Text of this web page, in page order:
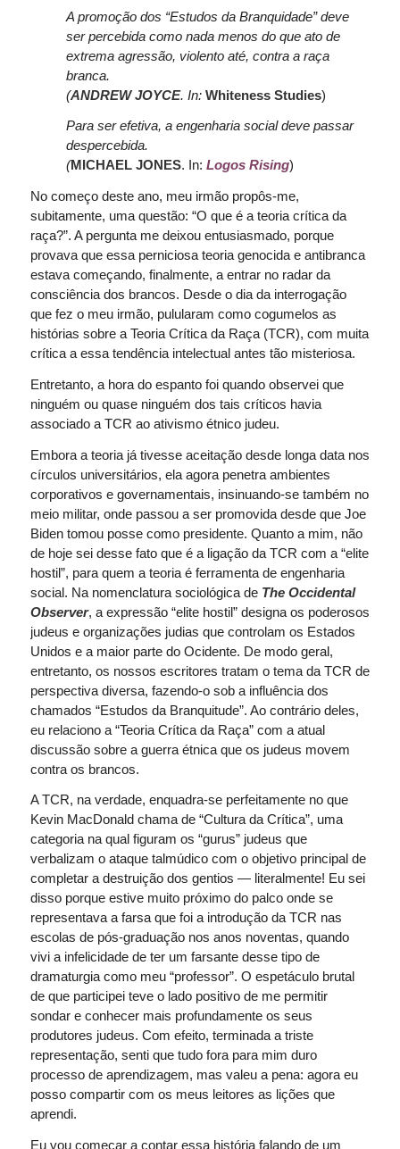
A promoção dos “Estudos da Branquidade” deve
ser percebida como nada menos do que ato de
extrema agressão, violento até, contra a raça
branca.
(ANDREW JOYCE. In: Whiteness Studies)
Para ser efetiva, a engenharia social deve passar
despercebida.
(MICHAEL JONES. In: Logos Rising)
No começo deste ano, meu irmão propôs-me,
subitamente, uma questão: “O que é a teoria crítica da
raça?”. A pergunta me deixou entusiasmado, porque
provava que essa perniciosa teoria genocida e antibranca
estava começando, finalmente, a entrar no radar da
consciência dos brancos. Desde o dia da interrogação
que fez o meu irmão, pulularam como cogumelos as
histórias sobre a Teoria Crítica da Raça (TCR), com muita
crítica a essa tendência intelectual antes tão misteriosa.
Entretanto, a hora do espanto foi quando observei que
ninguém ou quase ninguém dos tais críticos havia
associado a TCR ao ativismo étnico judeu.
Embora a teoria já tivesse aceitação desde longa data nos
círculos universitários, ela agora penetra ambientes
corporativos e governamentais, insinuando-se também no
meio militar, onde passou a ser promovida desde que Joe
Biden tomou posse como presidente. Quanto a mim, não
de hoje sei desse fato que é a ligação da TCR com a “elite
hostil”, para quem a teoria é ferramenta de engenharia
social. Na nomenclatura sociológica de The Occidental
Observer, a expressão “elite hostil” designa os poderosos
judeus e organizações judias que controlam os Estados
Unidos e a maior parte do Ocidente. De modo geral,
entretanto, os nossos escritores tratam o tema da TCR de
perspectiva diversa, fazendo-o sob a influência dos
chamados “Estudos da Branquitude”. Ao contrário deles,
eu relaciono a “Teoria Crítica da Raça” com a atual
discussão sobre a guerra étnica que os judeus movem
contra os brancos.
A TCR, na verdade, enquadra-se perfeitamente no que
Kevin MacDonald chama de “Cultura da Crítica”, uma
categoria na qual figuram os “gurus” judeus que
verbalizam o ataque talmúdico com o objetivo principal de
completar a destruição dos gentios ― literalmente! Eu sei
disso porque estive muito próximo do palco onde se
representava a farsa que foi a introdução da TCR nas
escolas de pós-graduação nos anos noventas, quando
vivi a infelicidade de ter um farsante desse tipo de
dramaturgia como meu “professor”. O espetáculo brutal
de que participei teve o lado positivo de me permitir
sondar e conhecer mais profundamente os seus
produtores judeus. Com efeito, terminada a triste
representação, senti que tudo fora para mim duro
processo de aprendizagem, mas valeu a pena: agora eu
posso compartir com os meus leitores as lições que
aprendi.
Eu vou começar a contar essa história falando de um